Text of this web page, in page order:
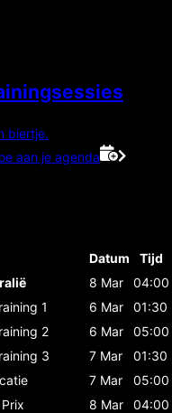
biertje.
aan je agenda
Datum
Tijd
8 Mar
04:00
1 6 Mar
01:30
2 6 Mar
05:00
3 7 Mar
01:30
7 Mar
05:00
8 Mar
04:00